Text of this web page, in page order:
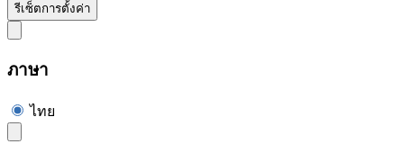
รีเซ็ตการตั้งค่า
ภาษา
ไทย